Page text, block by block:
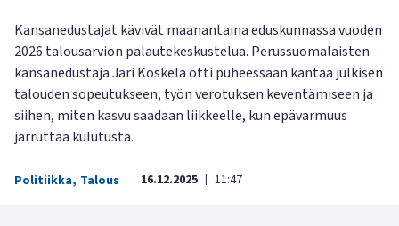
Kansanedustajat kävivät maanantaina eduskunnassa vuoden
2026 talousarvion palautekeskustelua. Perussuomalaisten
kansanedustaja Jari Koskela otti puheessaan kantaa julkisen
talouden sopeutukseen, työn verotuksen keventämiseen ja
siihen, miten kasvu saadaan liikkeelle, kun epävarmuus
jarruttaa kulutusta.
Politiikka, Talous 16.12.2025 | 11:47